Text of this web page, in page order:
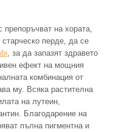
на хората,
перде, да се
, за да запазят здравето
ефект на мощния
комбинация от
му. Всяка растителна
на лутеин,
Благодарение на
пълна пигментна и